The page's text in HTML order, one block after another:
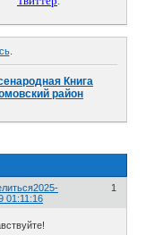
.
Книга
район
1
2025-
01:11:16